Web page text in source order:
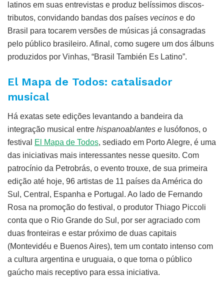
latinos em suas entrevistas e produz belíssimos discos-
tributos, convidando bandas dos países vecinos e do
Brasil para tocarem versões de músicas já consagradas
pelo público brasileiro. Afinal, como sugere um dos álbuns
produzidos por Vinhas, “Brasil También Es Latino”.
El Mapa de Todos: catalisador
musical
Há exatas sete edições levantando a bandeira da
integração musical entre hispanoablantes e lusófonos, o
festival
El Mapa de Todos, sediado em Porto Alegre, é uma
das iniciativas mais interessantes nesse quesito. Com
patrocínio da Petrobrás, o evento trouxe, de sua primeira
edição até hoje, 96 artistas de 11 países da América do
Sul, Central, Espanha e Portugal. Ao lado de Fernando
Rosa na promoção do festival, o produtor Thiago Piccoli
conta que o Rio Grande do Sul, por ser agraciado com
duas fronteiras e estar próximo de duas capitais
(Montevidéu e Buenos Aires), tem um contato intenso com
a cultura argentina e uruguaia, o que torna o público
gaúcho mais receptivo para essa iniciativa.